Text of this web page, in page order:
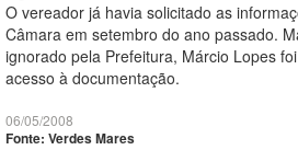
O vereador já havia solicitado as
Câmara em setembro do ano passado.
ignorado pela Prefeitura, Márcio Lopes
acesso à documentação.
06/05/2008
Fonte: Verdes Mares